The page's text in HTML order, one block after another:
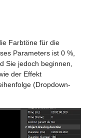
Farbtöne für die
Parameters ist 0 %,
Sie jedoch beginnen,
der Effekt
(Dropdown-